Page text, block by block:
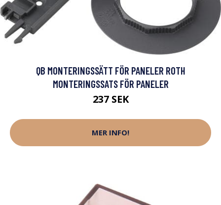
QB MONTERINGSSÄTT FÖR PANELER ROTH
MONTERINGSSATS FÖR PANELER
237 SEK
MER INFO!